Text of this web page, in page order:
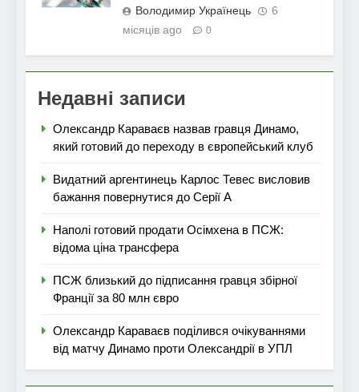
Володимир Українець
6
місяців ago
0
Недавні записи
Олександр Караваєв назвав гравця Динамо,
який готовий до переходу в європейський клуб
Видатний аргентинець Карлос Тевес висловив
бажання повернутися до Серії А
Наполі готовий продати Осімхена в ПСЖ:
відома ціна трансфера
ПСЖ близький до підписання гравця збірної
Франції за 80 млн євро
Олександр Караваєв поділився очікуваннями
від матчу Динамо проти Олександрії в УПЛ